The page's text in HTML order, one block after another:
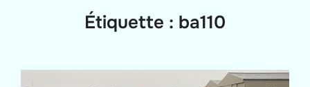
Étiquette : ba110